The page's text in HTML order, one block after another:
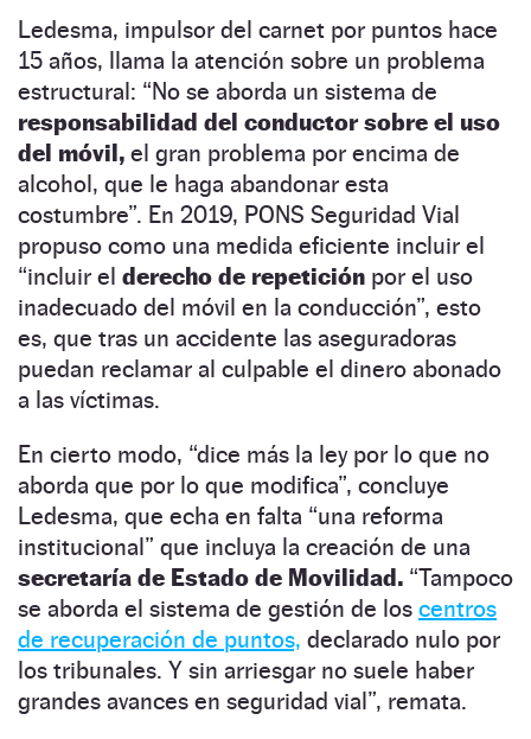
Ledesma, impulsor del carnet por puntos hace
15 años, llama la atención sobre un problema
estructural: “No se aborda un sistema de
responsabilidad del conductor sobre el uso
del móvil, el gran problema por encima de
alcohol, que le haga abandonar esta
costumbre”. En 2019, PONS Seguridad Vial
propuso como una medida eficiente incluir el
“incluir el derecho de repetición por el uso
inadecuado del móvil en la conducción”, esto
es, que tras un accidente las aseguradoras
puedan reclamar al culpable el dinero abonado
a las víctimas.
En cierto modo, “dice más la ley por lo que no
aborda que por lo que modifica”, concluye
Ledesma, que echa en falta “una reforma
institucional” que incluya la creación de una
secretaría de Estado de Movilidad. “Tampoco
se aborda el sistema de gestión de los centros
de recuperación de puntos, declarado nulo por
los tribunales. Y sin arriesgar no suele haber
grandes avances en seguridad vial”, remata.